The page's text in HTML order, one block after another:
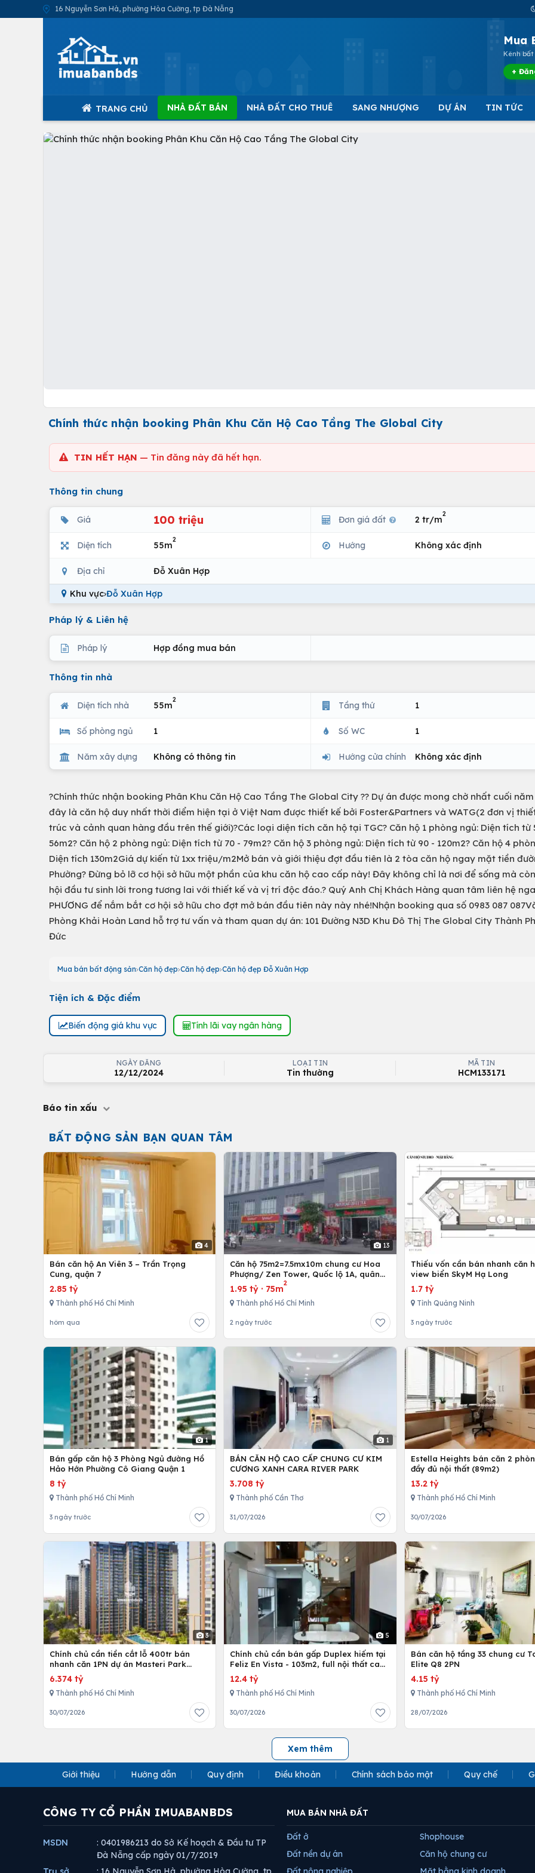
16 Nguyễn Sơn Hà, phường Hòa Cường, tp Đà Nẵng
Mua
Kênh
+
TRANG CHỦ NHÀ ĐẤT BÁN NHÀ ĐẤT CHO THUÊ SANG NHƯỢNG DỰ ÁN TIN TỨC
Chính thức nhận booking Phân Khu Căn Hộ Cao Tầng The Global City
TIN HẾT HẠN — Tin đăng này đã hết hạn.
Thông tin chung
Giá 100 triệu Đơn giá đất 2 tr/m
2
Diện tích 55m
2
Hướng Không xác định
Địa chỉ Đỗ Xuân Hợp
Khu vực›Đỗ Xuân Hợp
Pháp lý & Liên hệ
Pháp lý Hợp đồng mua bán
Thông tin nhà
Diện tích nhà 55m
2
Tầng thứ 1
Số phòng ngủ 1 Số WC 1
Năm xây dựng Không có thông tin Hướng cửa chính Không xác định
?Chính thức nhận booking Phân Khu Căn Hộ Cao Tầng The Global City ?? Dự án được mong chờ nhất cuối
đây là căn hộ duy nhất thời điểm hiện tại ở Việt Nam được thiết kế bởi Foster&Partners và WATG(2 đơn vị
trúc và cảnh quan hàng đầu trên thế giới)?Các loại diện tích căn hộ tại TGC? Căn hộ 1 phòng ngủ: Diện tích từ
56m2? Căn hộ 2 phòng ngủ: Diện tích từ 70 - 79m2? Căn hộ 3 phòng ngủ: Diện tích từ 90 - 120m2? Căn hộ 4
Diện tích 130m2Giá dự kiến từ 1xx triệu/m2Mở bán và giới thiệu đợt đầu tiên là 2 tòa căn hộ ngay mặt tiền
Phường? Đừng bỏ lỡ cơ hội sở hữu một phần của khu căn hộ cao cấp này! Đây không chỉ là nơi để sống mà
hội đầu tư sinh lời trong tương lai với thiết kế và vị trí độc đáo.? Quý Anh Chị Khách Hàng quan tâm liên hệ
PHƯƠNG để nắm bắt cơ hội sở hữu cho đợt mở bán đầu tiên này này nhé!Nhận booking qua số 0983 087
Phòng Khải Hoàn Land hỗ trợ tư vấn và tham quan dự án: 101 Đường N3D Khu Đô Thị The Global City Thành
Đức
Mua bán bất động sản Căn hộ đẹp Căn hộ đẹp Căn hộ đẹp Đỗ Xuân Hợp
Tiện ích & Đặc điểm
Biến động giá khu vực Tính lãi vay ngân hàng
NGÀY ĐĂNG
12/12/2024
LOẠI TIN
Tin thường
MÃ TIN
HCM133171
Báo tin xấu
BẤT ĐỘNG SẢN BẠN QUAN TÂM
4
Bán căn hộ An Viên 3 – Trần Trọng
Cung, quận 7
2.85 tỷ
Thành phố Hồ Chí Minh
hôm qua
13
Căn hộ 75m2=7.5mx10m chung cư Hoa
Phượng/ Zen Tower, Quốc lộ 1A, quân
12,Tp. Hồ Chí Minh, Việt Nam
1.95 tỷ · 75m
2
Thành phố Hồ Chí Minh
2 ngày trước
Thiếu vốn cần bán nhanh căn
view biển SkyM Hạ Long
1.7 tỷ
Tỉnh Quảng Ninh
3 ngày trước
1
Bán gấp căn hộ 3 Phòng Ngủ đường Hồ
Hảo Hớn Phường Cô Giang Quận 1
8 tỷ
Thành phố Hồ Chí Minh
3 ngày trước
1
BÁN CĂN HỘ CAO CẤP CHUNG CƯ KIM
CƯƠNG XANH CARA RIVER PARK
3.708 tỷ
Thành phố Cần Thơ
31/07/2026
Estella Heights bán căn 2
đầy đủ nội thất (89m2)
13.2 tỷ
Thành phố Hồ Chí Minh
30/07/2026
3
Chính chủ cần tiền cắt lỗ 400tr bán
nhanh căn 1PN dự án Masteri Park
Place
6.374 tỷ
Thành phố Hồ Chí Minh
30/07/2026
5
Chính chủ cần bán gấp Duplex hiếm tại
Feliz En Vista - 103m2, full nội thất cao
cấp
12.4 tỷ
Thành phố Hồ Chí Minh
30/07/2026
Bán căn hộ tầng 33 chung cư
Elite Q8 2PN
4.15 tỷ
Thành phố Hồ Chí Minh
28/07/2026
Xem thêm
Giới thiệu Hướng dẫn Quy định Điều khoản Chính sách bảo mật Quy chế
CÔNG TY CỔ PHẦN IMUABANBDS
MSDN
: 0401986213 do Sở Kế hoạch & Đầu tư TP
Đà Nẵng cấp ngày 01/7/2019
MUA BÁN NHÀ ĐẤT
Đất ở
Đất nền dự án
Shophouse
Căn hộ chung cư